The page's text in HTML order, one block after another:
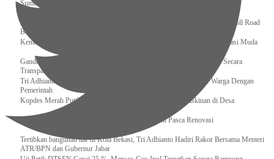
Sumber Daya Adalah Tantangan Penanganan Darurat Bencana di Daerah
Dukung Kelancaran Lalu Lintas Libur Idul Fitri 1446h / 2025m, Waskita Toll Road
Berlakukan Diskon Tarif Sebesar 20%
Kemenekraf – Kemeninves Perkuat Sinergi Demi Lapangan Kerja Generasi Muda
Gandeng KPK , Gus Ipul Memastikan Penyaluran Bansos Dilakukan Secara
Transparan dan Tepat Sasaran
Tri Adhianto Katakan : Tarling Sebagai Sarana Komunikasi Antar Warga Dengan
Pemerintah
Kopdes Merah Putih Instrumen Penting Pengentasan Kemiskinan di Desa
Presiden, Prabowo Subianto Resmikan 17 Stadion Pasca Renovasi
Tertibkan bangunan liar di Kota Bekasi, Tri Adhianto Hadiri Rakor Bersama Menteri
ATR/BPN dan Gubernur Jabar